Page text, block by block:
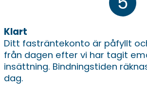
Klart
Ditt fasträntekonto är påfyllt
från dagen efter vi har tagit
insättning. Bindningstiden
dag.